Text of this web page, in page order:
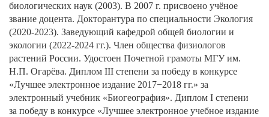
биологических наук (2003). В 2007 г. присвоено учёное
звание доцента. Докторантура по специальности Экология
(2020-2023). Заведующий кафедрой общей биологии и
экологии (2022-2024 гг.). Член общества физиологов
растений России. Удостоен Почетной грамоты МГУ им.
Н.П. Огарёва. Диплом III степени за победу в конкурсе
«Лучшее электронное издание 2017−2018 гг.» за
электронный учебник «Биогеография». Диплом I степени
за победу в конкурсе «Лучшее электронное учебное издание